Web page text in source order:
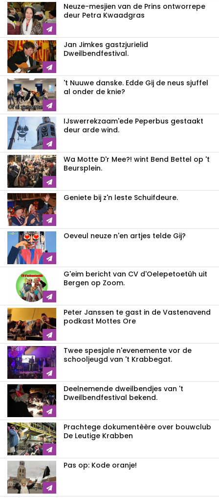
Neuze-mesjien van de Prins ontworrepe
deur Petra Kwaadgras
Jan Jimkes gastzjurielid
Dweilbendfestival.
't Nuuwe danske. Edde Gij de neus sjuffel
al onder de knie?
IJswerrekzaam'ede Peperbus gestaakt
deur arde wind.
Wa Motte D'r Mee?! wint Bend Bettel op 't
Beursplein.
Geniete bij z'n leste Schuifdeure.
Oeveul neuze n'en artjes telde Gij?
G'eim bericht van CV d'Oelepetoetûh uit
Bergen op Zoom.
Peter Janssen te gast in de Vastenavend
podkast Mottes Ore
Twee spesjale n'evenemente vor de
schooljeugd van 't Krabbegat.
Deelnemende dweilbendjes van 't
Dweilbendfestival bekend.
Prachtege dokumentèère over bouwclub
De Leutige Krabben
Pas op: Kode oranje!